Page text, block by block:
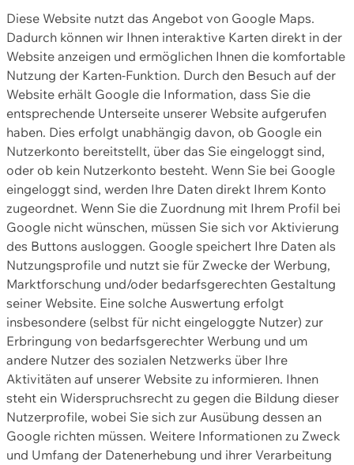
Diese Website nutzt das Angebot von Google Maps.
Dadurch können wir Ihnen interaktive Karten direkt in der
Website anzeigen und ermöglichen Ihnen die komfortable
Nutzung der Karten-Funktion. Durch den Besuch auf der
Website erhält Google die Information, dass Sie die
entsprechende Unterseite unserer Website aufgerufen
haben. Dies erfolgt unabhängig davon, ob Google ein
Nutzerkonto bereitstellt, über das Sie eingeloggt sind,
oder ob kein Nutzerkonto besteht. Wenn Sie bei Google
eingeloggt sind, werden Ihre Daten direkt Ihrem Konto
zugeordnet. Wenn Sie die Zuordnung mit Ihrem Profil bei
Google nicht wünschen, müssen Sie sich vor Aktivierung
des Buttons ausloggen. Google speichert Ihre Daten als
Nutzungsprofile und nutzt sie für Zwecke der Werbung,
Marktforschung und/oder bedarfsgerechten Gestaltung
seiner Website. Eine solche Auswertung erfolgt
insbesondere (selbst für nicht eingeloggte Nutzer) zur
Erbringung von bedarfsgerechter Werbung und um
andere Nutzer des sozialen Netzwerks über Ihre
Aktivitäten auf unserer Website zu informieren. Ihnen
steht ein Widerspruchsrecht zu gegen die Bildung dieser
Nutzerprofile, wobei Sie sich zur Ausübung dessen an
Google richten müssen. Weitere Informationen zu Zweck
und Umfang der Datenerhebung und ihrer Verarbeitung